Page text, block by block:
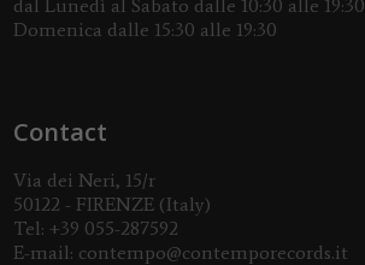
dal Lunedì al Sabato dalle 10:30 alle 19:30
Domenica dalle 15:30 alle 19:30
Contact
Via dei Neri, 15/r
50122 - FIRENZE (Italy)
Tel: +39 055-287592
E-mail: contempo@contemporecords.it